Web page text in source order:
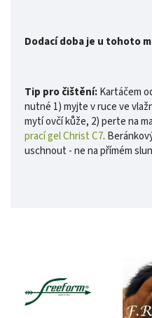
Dodací doba je u tohoto
Tip pro čištění:Kartáčem
nutné 1) myjte v ruce ve
mytí ovčí kůže, 2) perte na
prací gel Christ C7.
uschnout - ne na přímém